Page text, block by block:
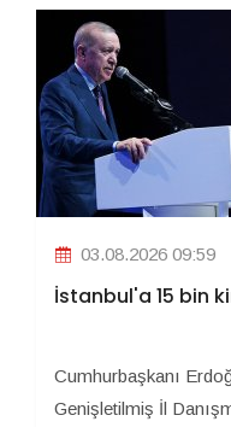
03.08.2026 09:59
İstanbul'a 15 bin
Cumhurbaşkanı
Genişletilmiş İl